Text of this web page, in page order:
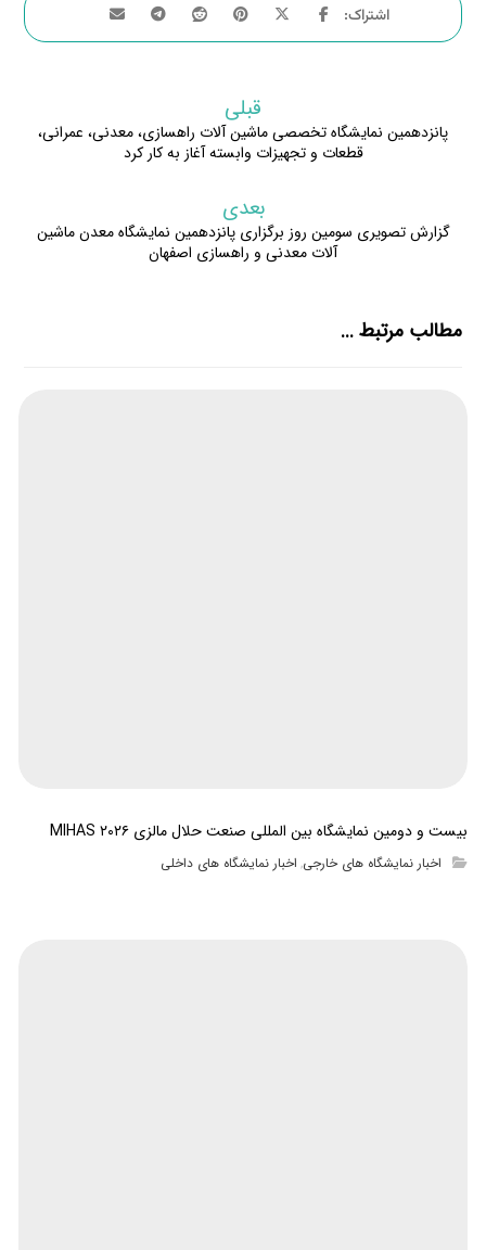
قبلی
پانزدهمین نمایشگاه تخصصی ماشین آلات راهسازی، معدنی، عمرانی،
قطعات و تجهیزات وابسته آغاز به کار کرد
بعدی
گزارش تصویری سومین روز برگزاری پانزدهمین نمایشگاه معدن ماشین
آلات معدنی و راهسازی اصفهان
مطالب مرتبط ...
بیست و دومین نمایشگاه بین المللی صنعت حلال مالزی MIHAS ۲۰۲۶
اخبار نمایشگاه های خارجی, اخبار نمایشگاه های داخلی